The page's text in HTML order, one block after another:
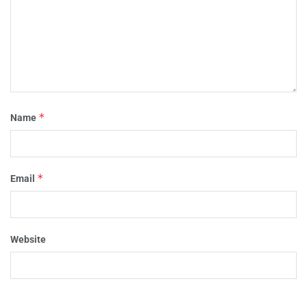
Name *
Email *
Website